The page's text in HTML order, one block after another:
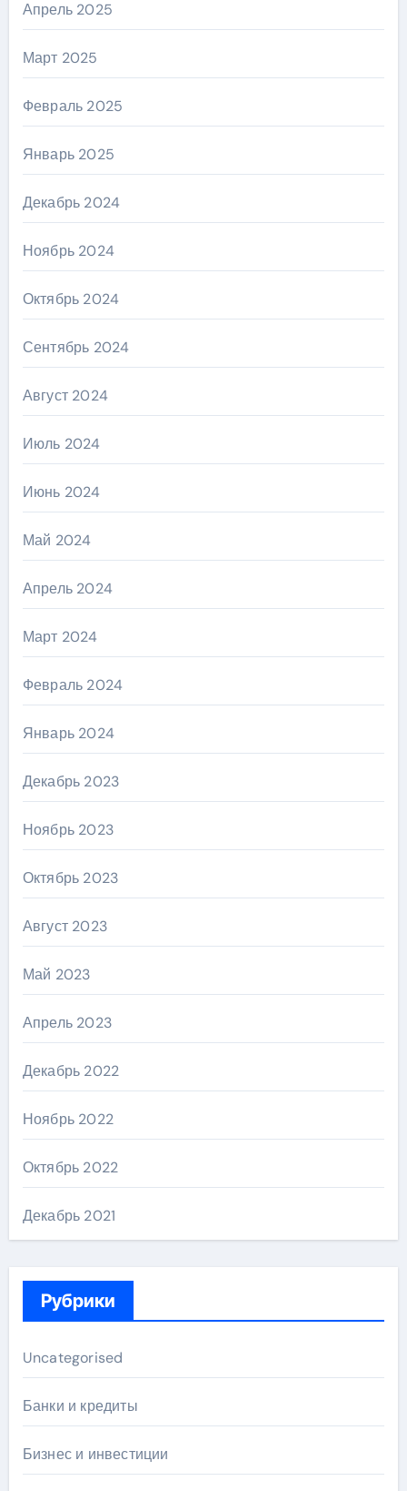
Апрель 2025
Март 2025
Февраль 2025
Январь 2025
Декабрь 2024
Ноябрь 2024
Октябрь 2024
Сентябрь 2024
Август 2024
Июль 2024
Июнь 2024
Май 2024
Апрель 2024
Март 2024
Февраль 2024
Январь 2024
Декабрь 2023
Ноябрь 2023
Октябрь 2023
Август 2023
Май 2023
Апрель 2023
Декабрь 2022
Ноябрь 2022
Октябрь 2022
Декабрь 2021
Рубрики
Uncategorised
Банки и кредиты
Бизнес и инвестиции